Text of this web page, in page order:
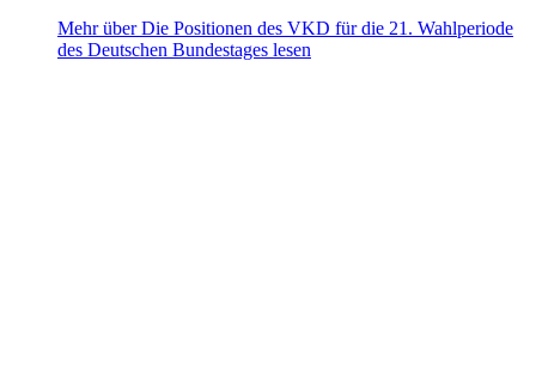
Mehr über Die Positionen des VKD für die 21. Wahlperiode
des Deutschen Bundestages lesen